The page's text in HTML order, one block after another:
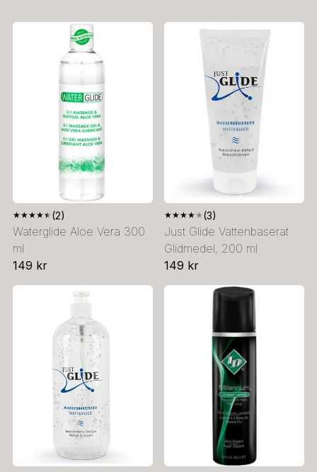
★★★★★ (2)
Waterglide Aloe Vera 300
ml
149 kr
★★★★★ (3)
Just Glide Vattenbaserat
Glidmedel, 200 ml
149 kr